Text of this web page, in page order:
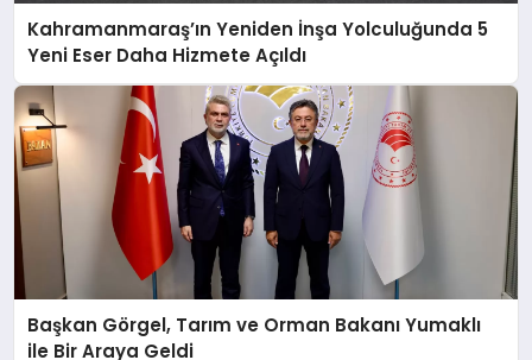
Kahramanmaraş’ın Yeniden İnşa Yolculuğunda 5
Yeni Eser Daha Hizmete Açıldı
Başkan Görgel, Tarım ve Orman Bakanı Yumaklı
ile Bir Araya Geldi